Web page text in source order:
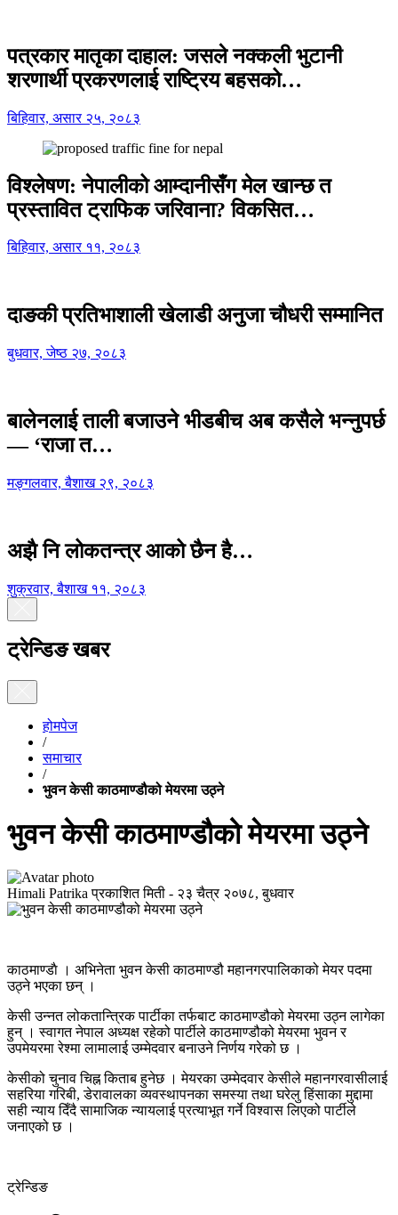
पत्रकार मातृका दाहाल: जसले नक्कली भुटानी
शरणार्थी प्रकरणलाई राष्ट्रिय बहसको…
बिहिवार, असार २५, २०८३
विश्लेषण: नेपालीको आम्दानीसँग मेल खान्छ त
प्रस्तावित ट्राफिक जरिवाना? विकसित…
बिहिवार, असार ११, २०८३
दाङकी प्रतिभाशाली खेलाडी अनुजा चौधरी सम्मानित
बुधवार, जेष्ठ २७, २०८३
बालेनलाई ताली बजाउने भीडबीच अब कसैले भन्नुपर्छ
— ‘राजा त…
मङ्गलवार, बैशाख २९, २०८३
अझै नि लोकतन्त्र आको छैन है…
शुक्रवार, बैशाख ११, २०८३
ट्रेन्डिङ खबर
होमपेज
/
समाचार
/
भुवन केसी काठमाण्डौको मेयरमा उठ्ने
भुवन केसी काठमाण्डौको मेयरमा उठ्ने
Himali Patrika प्रकाशित मिती - २३ चैत्र २०७८, बुधवार
काठमाण्डाै । अभिनेता भुवन केसी काठमाण्डौ महानगरपालिकाको मेयर पदमा
उठ्ने भएका छन् ।
केसी उन्नत लोकतान्त्रिक पार्टीका तर्फबाट काठमाण्डौको मेयरमा उठ्न लागेका
हुन् । स्वागत नेपाल अध्यक्ष रहेको पार्टीले काठमाण्डौको मेयरमा भुवन र
उपमेयरमा रेश्मा लामालाई उम्मेदवार बनाउने निर्णय गरेको छ ।
केसीको चुनाव चिह्न किताब हुनेछ । मेयरका उम्मेदवार केसीले महानगरवासीलाई
सहरिया गरिबी, डेरावालका व्यवस्थापनका समस्या तथा घरेलु हिंसाका मुद्दामा
सही न्याय दिँदै सामाजिक न्यायलाई प्रत्याभूत गर्ने विश्वास लिएको पार्टीले
जनाएको छ ।
ट्रेन्डिङ